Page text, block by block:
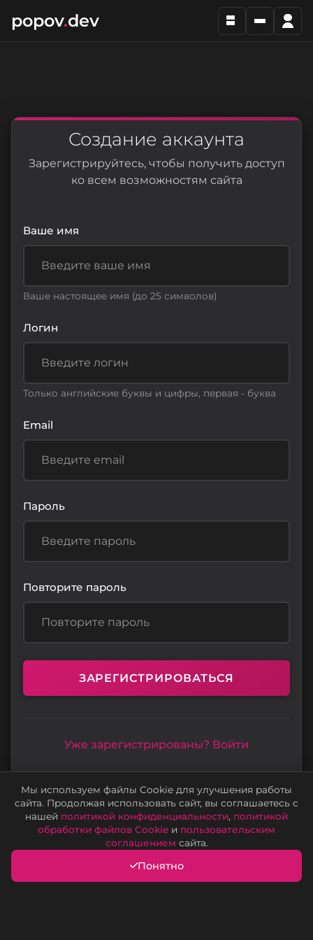
popov.dev
Создание аккаунта
Зарегистрируйтесь, чтобы получить доступ
ко всем возможностям сайта
Ваше имя
Ваше настоящее имя (до 25 символов)
Логин
Только английские буквы и цифры, первая - буква
Email
Пароль
Повторите пароль
ЗАРЕГИСТРИРОВАТЬСЯ
Уже зарегистрированы? Войти
Взаимодействуя с сайтом, вы соглашаетесь с
политикой конфиденциальности,политикой
обработки файлов Cookie, ипользовательским
соглашением, действующих на сайте
Мы используем файлы Cookie для улучшения работы
сайта. Продолжая использовать сайт, вы соглашаетесь с
нашей политикой конфиденциальности, политикой
обработки файлов Cookie и пользовательским
соглашением сайта.
Понятно